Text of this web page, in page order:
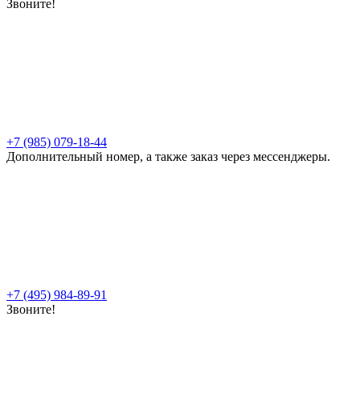
Звоните!
+7 (985) 079-18-44
Дополнительный номер, а также заказ через мессенджеры.
+7 (495) 984-89-91
Звоните!